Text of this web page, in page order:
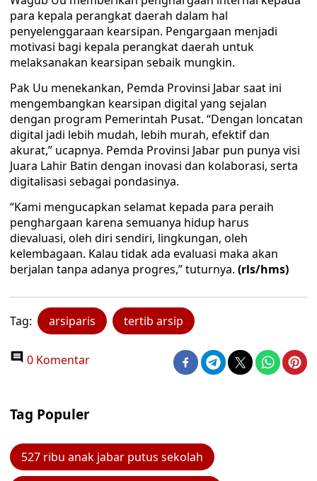
para kepala perangkat daerah dalam hal
penyelenggaraan kearsipan. Pengargaan menjadi
motivasi bagi kepala perangkat daerah untuk
melaksanakan kearsipan sebaik mungkin.
Pak Uu menekankan, Pemda Provinsi Jabar saat ini
mengembangkan kearsipan digital yang sejalan
dengan program Pemerintah Pusat. “Dengan loncatan
digital jadi lebih mudah, lebih murah, efektif dan
akurat,” ucapnya. Pemda Provinsi Jabar pun punya visi
Juara Lahir Batin dengan inovasi dan kolaborasi, serta
digitalisasi sebagai pondasinya.
“Kami mengucapkan selamat kepada para peraih
penghargaan karena semuanya hidup harus
dievaluasi, oleh diri sendiri, lingkungan, oleh
kelembagaan. Kalau tidak ada evaluasi maka akan
berjalan tanpa adanya progres,” tuturnya. (rls/hms)
Tag: arsiparis tertib arsip
0 Komentar
Tag Populer
527 ribu anak jabar putus sekolah